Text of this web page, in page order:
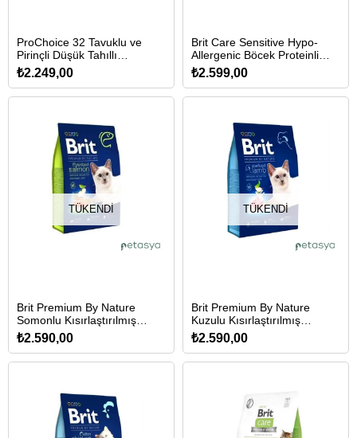
ProChoice 32 Tavuklu ve
Pirinçli Düşük Tahıllı
Kısırlaştırılmış Kedi Maması
15 Kg
₺2.249,00
Brit Care Sensitive Hypo-
Allergenic Böcek Proteinli
Tahılsız Yetişkin Kedi Maması
7 Kg
₺2.599,00
TÜKENDI
Brit Premium By Nature
Somonlu Kısırlaştırılmış
Yetişkin Kedi Maması 8 Kg
₺2.590,00
TÜKENDI
Brit Premium By Nature
Kuzulu Kısırlaştırılmış
Yetişkin Kedi Maması 8 Kg
₺2.590,00